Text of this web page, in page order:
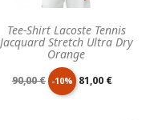
Tee-Shirt Lacoste Tennis
Jacquard Stretch Ultra Dry
Orange
Prix
90,00 € -10% Prix
81,00 €